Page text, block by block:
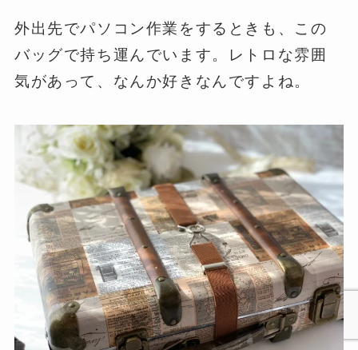
外出先でパソコン作業をするときも、この
バッグで持ち運んでいます。レトロな雰囲
気があって、なんか好きなんですよね。